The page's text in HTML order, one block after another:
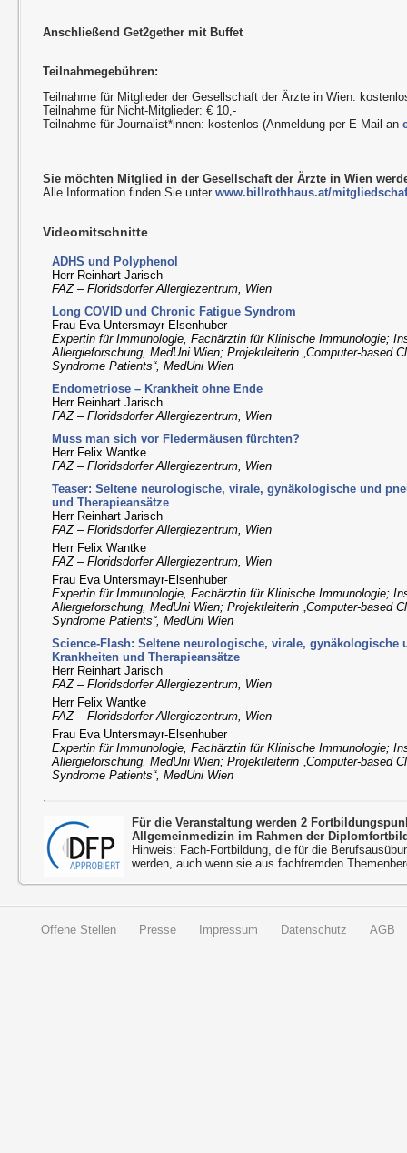
Anschließend Get2gether mit Buffet
Teilnahmegebühren:
Teilnahme für Mitglieder der Gesellschaft der Ärzte in Wien:
Teilnahme für Nicht-Mitglieder: € 10,-
Teilnahme für Journalist*innen: kostenlos (Anmeldung per E-Mail an
Sie möchten Mitglied in der Gesellschaft der Ärzte in Wien
Alle Information finden Sie unterwww.billrothhaus.at/
Videomitschnitte
ADHS und Polyphenol
Herr Reinhart Jarisch
FAZ – Floridsdorfer Allergiezentrum, Wien
Long COVID und Chronic Fatigue Syndrom
Frau Eva Untersmayr-Elsenhuber
Expertin für Immunologie, Fachärztin für Klinische Immunologie;
Allergieforschung, MedUni Wien; Projektleiterin „Computer-based
Syndrome Patients“, MedUni Wien
Endometriose – Krankheit ohne Ende
Herr Reinhart Jarisch
FAZ – Floridsdorfer Allergiezentrum, Wien
Muss man sich vor Fledermäusen fürchten?
Herr Felix Wantke
FAZ – Floridsdorfer Allergiezentrum, Wien
Teaser: Seltene neurologische, virale, gynäkologische und
und Therapieansätze
Herr Reinhart Jarisch
FAZ – Floridsdorfer Allergiezentrum, Wien
Herr Felix Wantke
FAZ – Floridsdorfer Allergiezentrum, Wien
Frau Eva Untersmayr-Elsenhuber
Expertin für Immunologie, Fachärztin für Klinische Immunologie;
Allergieforschung, MedUni Wien; Projektleiterin „Computer-based
Syndrome Patients“, MedUni Wien
Science-Flash: Seltene neurologische, virale, gynäkologische
Krankheiten und Therapieansätze
Herr Reinhart Jarisch
FAZ – Floridsdorfer Allergiezentrum, Wien
Herr Felix Wantke
FAZ – Floridsdorfer Allergiezentrum, Wien
Frau Eva Untersmayr-Elsenhuber
Expertin für Immunologie, Fachärztin für Klinische Immunologie;
Allergieforschung, MedUni Wien; Projektleiterin „Computer-based
Syndrome Patients“, MedUni Wien
Für die Veranstaltung werden 2
Allgemeinmedizin im Rahmen der
Hinweis: Fach-Fortbildung, die für die
werden, auch wenn sie aus fachfremden
Offene Stellen Presse Impressum Datenschutz AGB